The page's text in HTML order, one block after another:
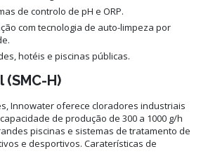
de controlo de pH e ORP.
com tecnologia de auto-limpeza por
hotéis e piscinas públicas.
H)
Innowater oferece cloradores industriais
de produção de 300 a 1000 g/h
piscinas e sistemas de tratamento de
e desportivos. Caraterísticas de